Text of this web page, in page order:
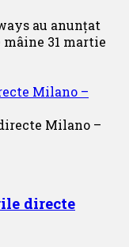
au anunțat
31 martie
Milano –
directe